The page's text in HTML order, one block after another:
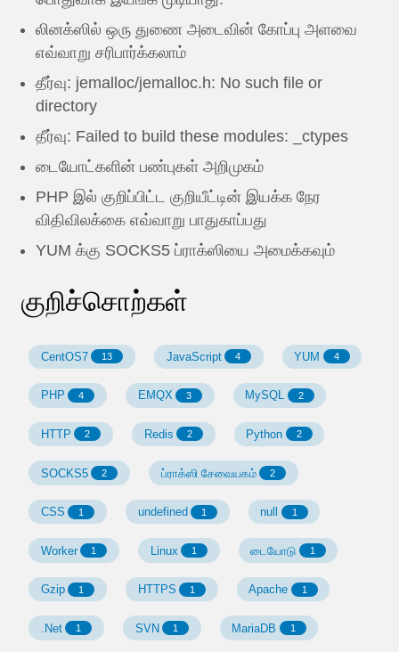
லினக்ஸில் ஒரு துணை அடைவின் கோப்பு அளவை
எவ்வாறு சரிபார்க்கலாம்
தீர்வு: jemalloc/jemalloc.h: No such file or
directory
தீர்வு: Failed to build these modules: _ctypes
டையோட்களின் பண்புகள் அறிமுகம்
PHP இல் குறிப்பிட்ட குறியீட்டின் இயக்க நேர
விதிவிலக்கை எவ்வாறு பாதுகாப்பது
YUM க்கு SOCKS5 ப்ராக்ஸியை அமைக்கவும்
குறிச்சொற்கள்
CentOS7 13 JavaScript 4 YUM 4
PHP 4 EMQX 3 MySQL 2
HTTP 2 Redis 2 Python 2
SOCKS5 2 ப்ராக்ஸி சேவையகம் 2
CSS 1 undefined 1 null 1
Worker 1 Linux 1 டையோடு 1
Gzip 1 HTTPS 1 Apache 1
.Net 1 SVN 1 MariaDB 1